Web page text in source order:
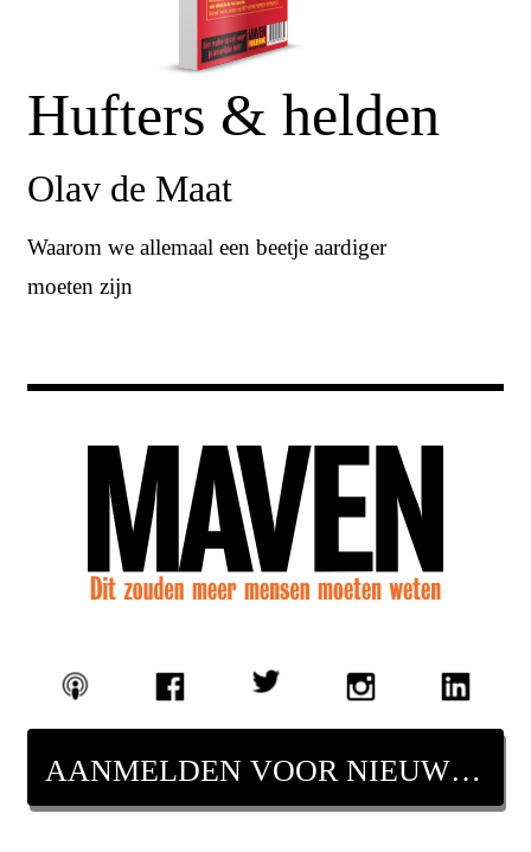
Hufters & helden
Olav de Maat
Waarom we allemaal een beetje aardiger
moeten zijn
AANMELDEN VOOR NIEUWSBRIEF